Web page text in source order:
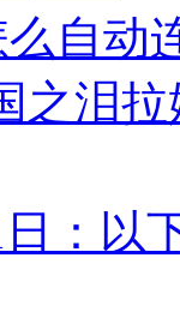
自动
之泪
：以